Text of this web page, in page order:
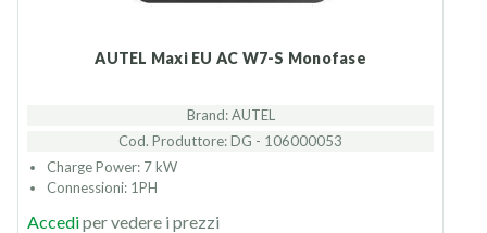
AUTEL Maxi EU AC W7-S Monofase
Brand: AUTEL
Cod. Produttore: DG - 106000053
Charge Power: 7 kW
Connessioni: 1PH
Accediper vedere i prezzi